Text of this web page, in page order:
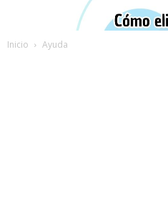
Inicio Ayuda